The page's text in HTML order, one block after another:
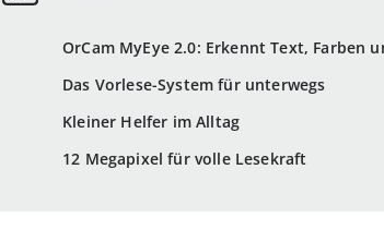
OrCam MyEye 2.0: Erkennt Text, Farben
Das Vorlese-System für unterwegs
Kleiner Helfer im Alltag
12 Megapixel für volle Lesekraft